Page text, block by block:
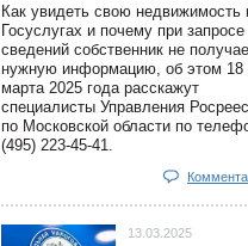
Как увидеть свою недвижимость
Госуслугах и почему при запросе
сведений собственник не
нужную информацию, об этом 18
марта 2025 года расскажут
специалисты Управления
по Московской области по
(495) 223-45-41.
13.03.2025